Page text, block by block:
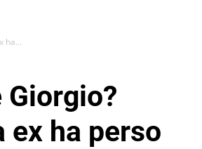
News
ha...
Giorgio?
ex ha perso